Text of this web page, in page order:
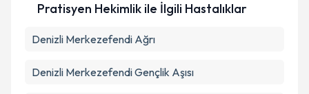
Pratisyen Hekimlik ile İlgili Hastalıklar
Denizli Merkezefendi Ağrı
Denizli Merkezefendi Gençlik Aşısı